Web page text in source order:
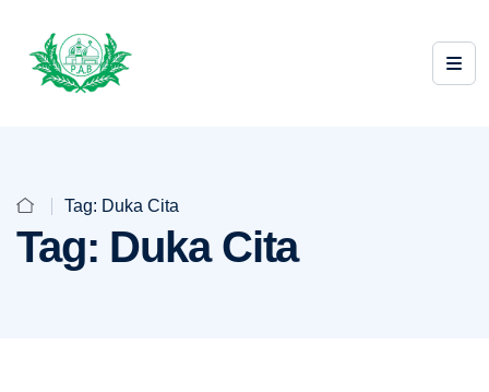
Tag: Duka Cita
Tag: Duka Cita